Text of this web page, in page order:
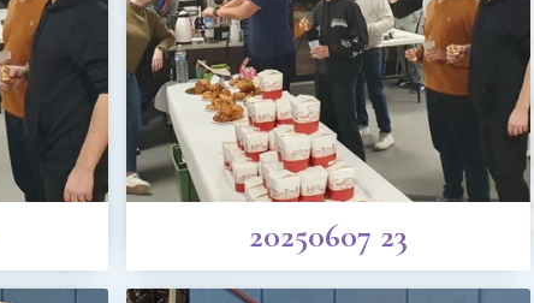
20250607 23